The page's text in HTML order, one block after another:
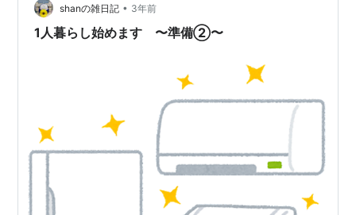
り依頼のための所有物の量の把握が難しい 粘ってでも概
算の見積もりを確認すべし 物…
shanの雑日記 • 3年前
1人暮らし始めます 〜準備②〜